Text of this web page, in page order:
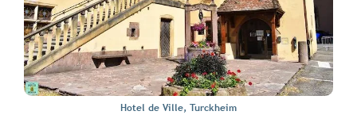
Hotel de Ville, Turckheim